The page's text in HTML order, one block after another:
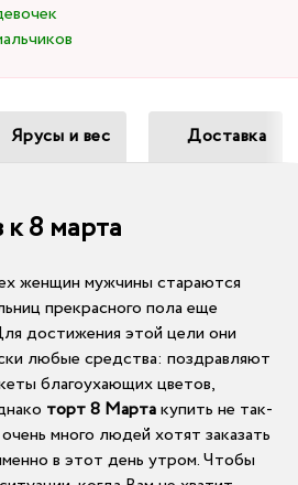
Ярусы и вес Доставка
к 8 марта
женщин мужчины стараются
прекрасного пола еще
достижения этой цели они
любые средства: поздравляют
благоухающих цветов,
торт 8 Мартакупить не так-
много людей хотят заказать
в этот день утром. Чтобы